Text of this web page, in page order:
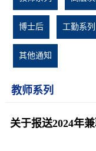
博士后 工勤系列
其他通知
教师系列
关于报送2024年